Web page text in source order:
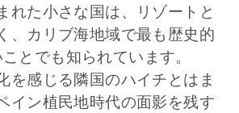
れた小さな国は、リゾートと
、カリブ海地域で最も歴史的
とでも知られています。
を感じる隣国のハイチとはま
イン植民地時代の面影を残す